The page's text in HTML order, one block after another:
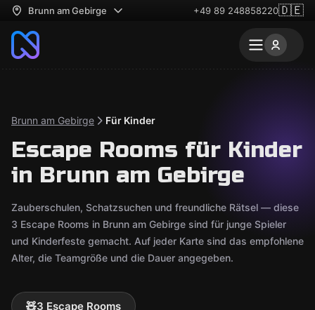
Brunn am Gebirge +49 89 248858220🇩🇪
Brunn am Gebirge Für Kinder
Escape Rooms für Kinder
in Brunn am Gebirge
Zauberschulen, Schatzsuchen und freundliche Rätsel — diese
3 Escape Rooms in Brunn am Gebirge sind für junge Spieler
und Kinderfeste gemacht. Auf jeder Karte sind das empfohlene
Alter, die Teamgröße und die Dauer angegeben.
🧸3 Escape Rooms